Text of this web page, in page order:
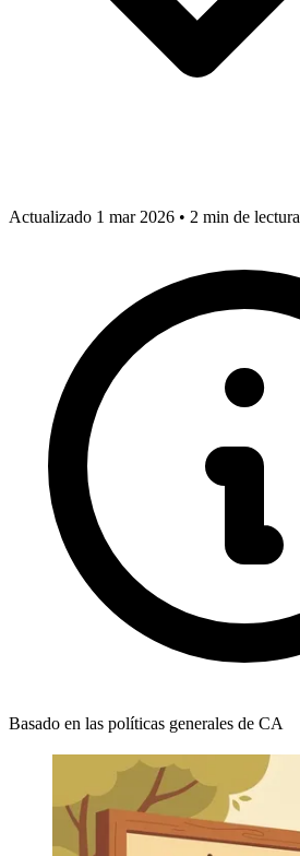
Actualizado 1 mar 2026 • 2 min de lectura
Basado en las políticas generales de CA